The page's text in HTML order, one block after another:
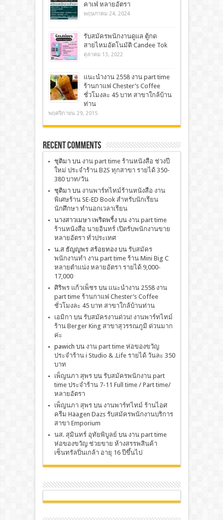
คาเฟ่ หลายอัตรา
พฤษภาคม 24, 2024
รับสมัครพนักงานดูแล ตู้กด
สายไหมอัตโนมัติ Candee Tok
ตุลาคม 13, 2022
เเนะนำงาน 2558 งาน part time
ร้านกาแฟ Chester’s Coffee
ชั่วโมงละ 45 บาท สาขาใกล้บ้าน
ท่าน
พฤศจิกายน 29, 2015
Recent Comments
ชุติมา บน งาน part time ร้านหนังสือ ช่วงปี
ใหม่ ประจำร้าน B2S ทุกสาขา รายได้ 350-
380 บาท/วัน
ชุติมา บน งานพาร์ทไทม์ร้านหนังสือ งาน
พิเศษร้าน SE-ED Book สำหรับนักเรียน
นักศึกษา ทำนอกเวลาเรียน
นางสาวเมษา เพริดพริ้งบน งาน part time
ร้านหนังสือ นายอินทร์ เปิดรับพนักงานขาย
หลายอัตรา ทั่วประเทศ
น.ส ธัญญพร สร้อยทองบน รับสมัคร
พนักงานทำ งาน part time ร้าน Mini Big C
หลายตำแน่ง หลายอัตรา รายได้ 9,000-
17,000
ศิริพร แก้วเพ็ชรบน เเนะนำงาน 2558 งาน
part time ร้านกาแฟ Chester’s Coffee
ชั่วโมงละ 45 บาท สาขาใกล้บ้านท่าน
เอมิกา บน รับสมัครงานด่วน! งานพาร์ทไทม์
ร้าน Berger King สาขาสุวรรณภูมิ ด่วนมาก
ค่ะ
pawich บน งาน part time ห่อของขวัญ
ประจำร้าน i Studio & .Life รายได้ วันละ 350
บาท
เพ็ญนภา สุพรบน รับสมัครพนักงาน part
time ประจำร้าน 7-11 Full time / Part time/
หลายอัตรา
เพ็ญนภา สุพรบน งานพาร์ทไทม์ ร้านไอศ
ครีม Häagen Dazs รับสมัครพนักงานบริการ
สาขา Emporium
นส. สุมินทร์ อุทัยพิบูลย์ บน งาน part time
ห่อของขวัญ ช่วยขาย ห้างสรรพสินค้า
เซ็นทรัลปิ่นเกล้า อายุ 16 ปีขึ้นไป